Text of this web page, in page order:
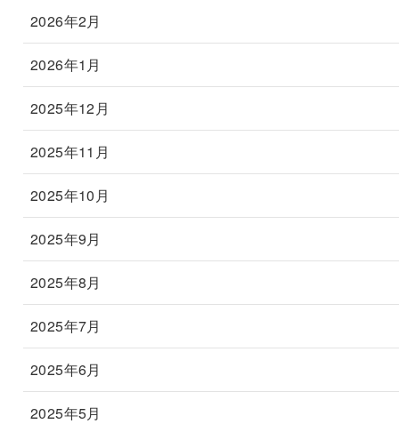
2026年2月
2026年1月
2025年12月
2025年11月
2025年10月
2025年9月
2025年8月
2025年7月
2025年6月
2025年5月